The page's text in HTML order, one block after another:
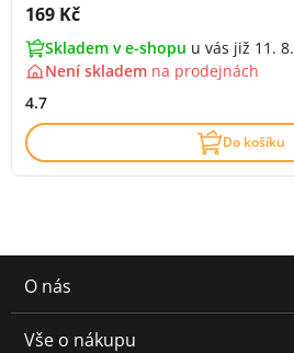
Cena s DPH:
169 Kč
Skladem v e-shopu u vás již 11. 8.
Není skladem na prodejnách
4.7
Do košíku
O nás
Vše o nákupu